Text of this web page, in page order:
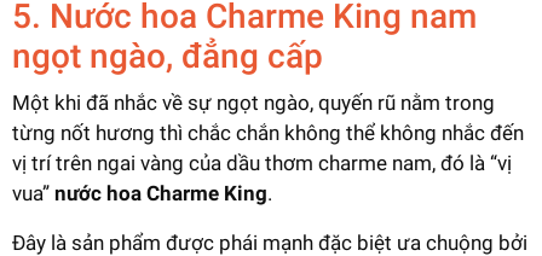
5. Nước hoa Charme King nam
ngọt ngào, đẳng cấp
Một khi đã nhắc về sự ngọt ngào, quyến rũ nằm trong
từng nốt hương thì chắc chắn không thể không nhắc đến
vị trí trên ngai vàng của dầu thơm charme nam, đó là “vị
vua” nước hoa Charme King.
Đây là sản phẩm được phái mạnh đặc biệt ưa chuộng bởi